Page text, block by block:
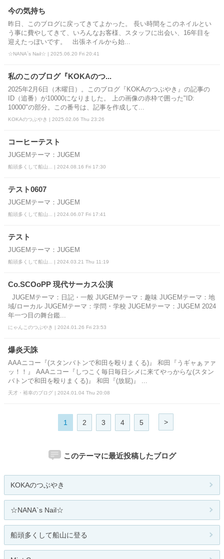
今の気持ち
昨日、このブログに戻ってきてよかった。 長い時間をこのネイルとい
う事に費やしてきて、いろんなお客様、スタッフに出会い、16年目を
迎えたっぽいです。 出張ネイルから始...
☆NANA`s Nail☆ | 2025.06.20 Fri 20:41
私のこのブログ『KOKAのつ...
2025年2月6日（木曜日）。このブログ『KOKAのつぶやき』の記事の
ID（追番）が10000になりました。 上の画像の赤枠で囲った"ID:
10000"の部分。この番号は、記事を作成して...
KOKAのつぶやき | 2025.02.06 Thu 23:26
コーヒーテスト
JUGEMテーマ：JUGEM
船頭多くして船山... | 2024.08.16 Fri 17:30
テスト0607
JUGEMテーマ：JUGEM
船頭多くして船山... | 2024.06.07 Fri 17:41
テスト
JUGEMテーマ：JUGEM
船頭多くして船山... | 2024.03.21 Thu 11:19
Co.SCOoPP 現代サーカス公演
JUGEMテーマ：日記・一般 JUGEMテーマ：趣味 JUGEMテーマ：地
域/ローカル JUGEMテーマ：学問・学校 JUGEMテーマ：JUGEM 2024
年一つ目の舞台鑑...
にゃんこのつぶやき | 2024.01.26 Fri 23:53
爆炎天誅
AAAニコー『(スタンバトンで和田を殴りまくる)』 和田『うギャぁァァ
ッ！！』 AAAニコー『しつこく毎日毎日シメに来てやっからな(スタン
バトンで和田を殴りまくる)』 和田『(放屁)』 ...
天才・裕幸のブログ | 2024.01.04 Thu 20:08
1 2 3 4 5 >
このテーマに最近投稿したブログ
KOKAのつぶやき
☆NANA`s Nail☆
船頭多くして船山に登る